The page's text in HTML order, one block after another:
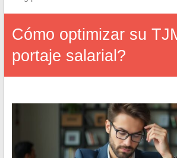
Cómo optimizar su
portaje salarial?